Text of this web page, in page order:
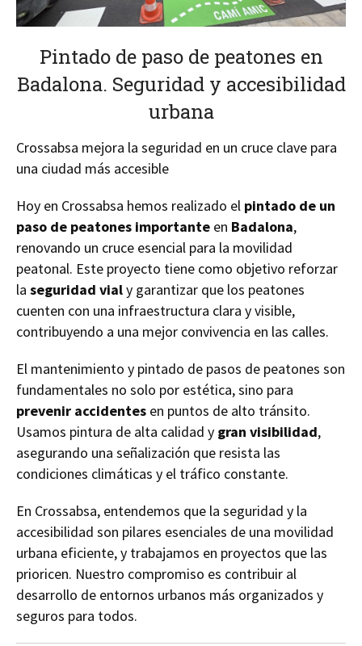
Pintado de paso de peatones en
Badalona. Seguridad y accesibilidad
urbana
Crossabsa mejora la seguridad en un cruce clave para
una ciudad más accesible
Hoy en Crossabsa hemos realizado el pintado de un
paso de peatones importante en Badalona,
renovando un cruce esencial para la movilidad
peatonal. Este proyecto tiene como objetivo reforzar
la seguridad vialy garantizar que los peatones
cuenten con una infraestructura clara y visible,
contribuyendo a una mejor convivencia en las calles.
El mantenimiento y pintado de pasos de peatones son
fundamentales no solo por estética, sino para
prevenir accidentes en puntos de alto tránsito.
Usamos pintura de alta calidad y gran visibilidad,
asegurando una señalización que resista las
condiciones climáticas y el tráfico constante.
En Crossabsa, entendemos que la seguridad y la
accesibilidad son pilares esenciales de una movilidad
urbana eficiente, y trabajamos en proyectos que las
prioricen. Nuestro compromiso es contribuir al
desarrollo de entornos urbanos más organizados y
seguros para todos.